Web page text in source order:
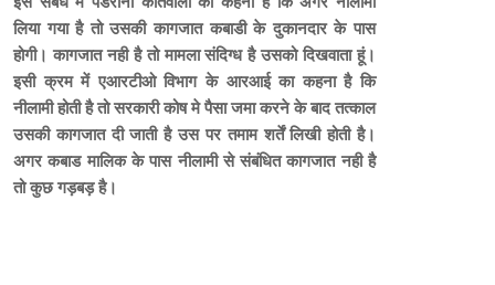
लिया गया है तो उसकी कागजात कबाडी के दुकानदार के पास
होगी। कागजात नही है तो मामला संदिग्ध है उसको दिखवाता हूं।
इसी क्रम में एआरटीओ विभाग के आरआई का कहना है कि
नीलामी होती है तो सरकारी कोष मे पैसा जमा करने के बाद तत्काल
उसकी कागजात दी जाती है उस पर तमाम शर्तें लिखी होती है।
अगर कबाड मालिक के पास नीलामी से संबंधित कागजात नही है
तो कुछ गड़बड़ है।